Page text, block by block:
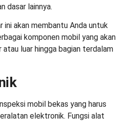
dasar lainnya.
ini akan membantu Anda untuk
komponen mobil yang akan
atau luar hingga bagian terdalam
mobil bekas yang harus
elektronik. Fungsi alat